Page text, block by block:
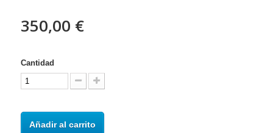
350,00 €
Cantidad
Añadir al carrito